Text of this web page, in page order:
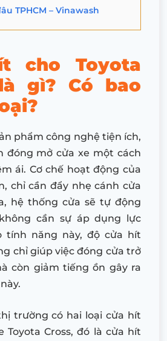
TPHCM – Vinawash
cho Toyota
gì? Có bao
phẩm công nghệ tiện ích,
đóng mở cửa xe một cách
ái. Cơ chế hoạt động của
chỉ cần đẩy nhẹ cánh cửa
hệ thống cửa sẽ tự động
cần sự áp dụng lực
tính năng này, độ cửa hít
chỉ giúp việc đóng cửa trở
còn giảm tiếng ồn gây ra
trường có hai loại cửa hít
Toyota Cross, đó là cửa hít